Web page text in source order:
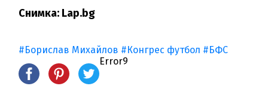
Снимка: Lap.bg
#Борислав Михайлов #Конгрес футбол #БФС
Error9